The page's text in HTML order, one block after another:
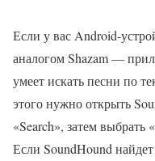
Если у вас Android-
аналогом Shazam —
умеет искать песни по
этого нужно открыть
«Search», затем выбрать
Если SoundHound